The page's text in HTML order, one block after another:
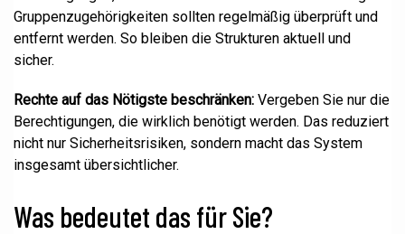
Gruppenzugehörigkeiten sollten regelmäßig überprüft und
entfernt werden. So bleiben die Strukturen aktuell und
sicher.
Rechte auf das Nötigste beschränken: Vergeben Sie nur die
Berechtigungen, die wirklich benötigt werden. Das reduziert
nicht nur Sicherheitsrisiken, sondern macht das System
insgesamt übersichtlicher.
Was bedeutet das für Sie?